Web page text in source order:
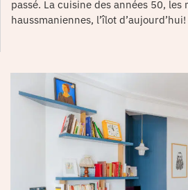
passé. La cuisine des années 50, les
haussmaniennes, l’îlot d’aujourd’hui!